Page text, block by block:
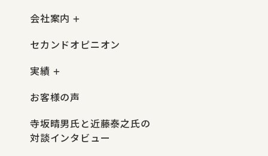
会社案内
セカンドオピニオン
実績
お客様の声
寺坂晴男氏と近藤泰之氏の
対談インタビュー